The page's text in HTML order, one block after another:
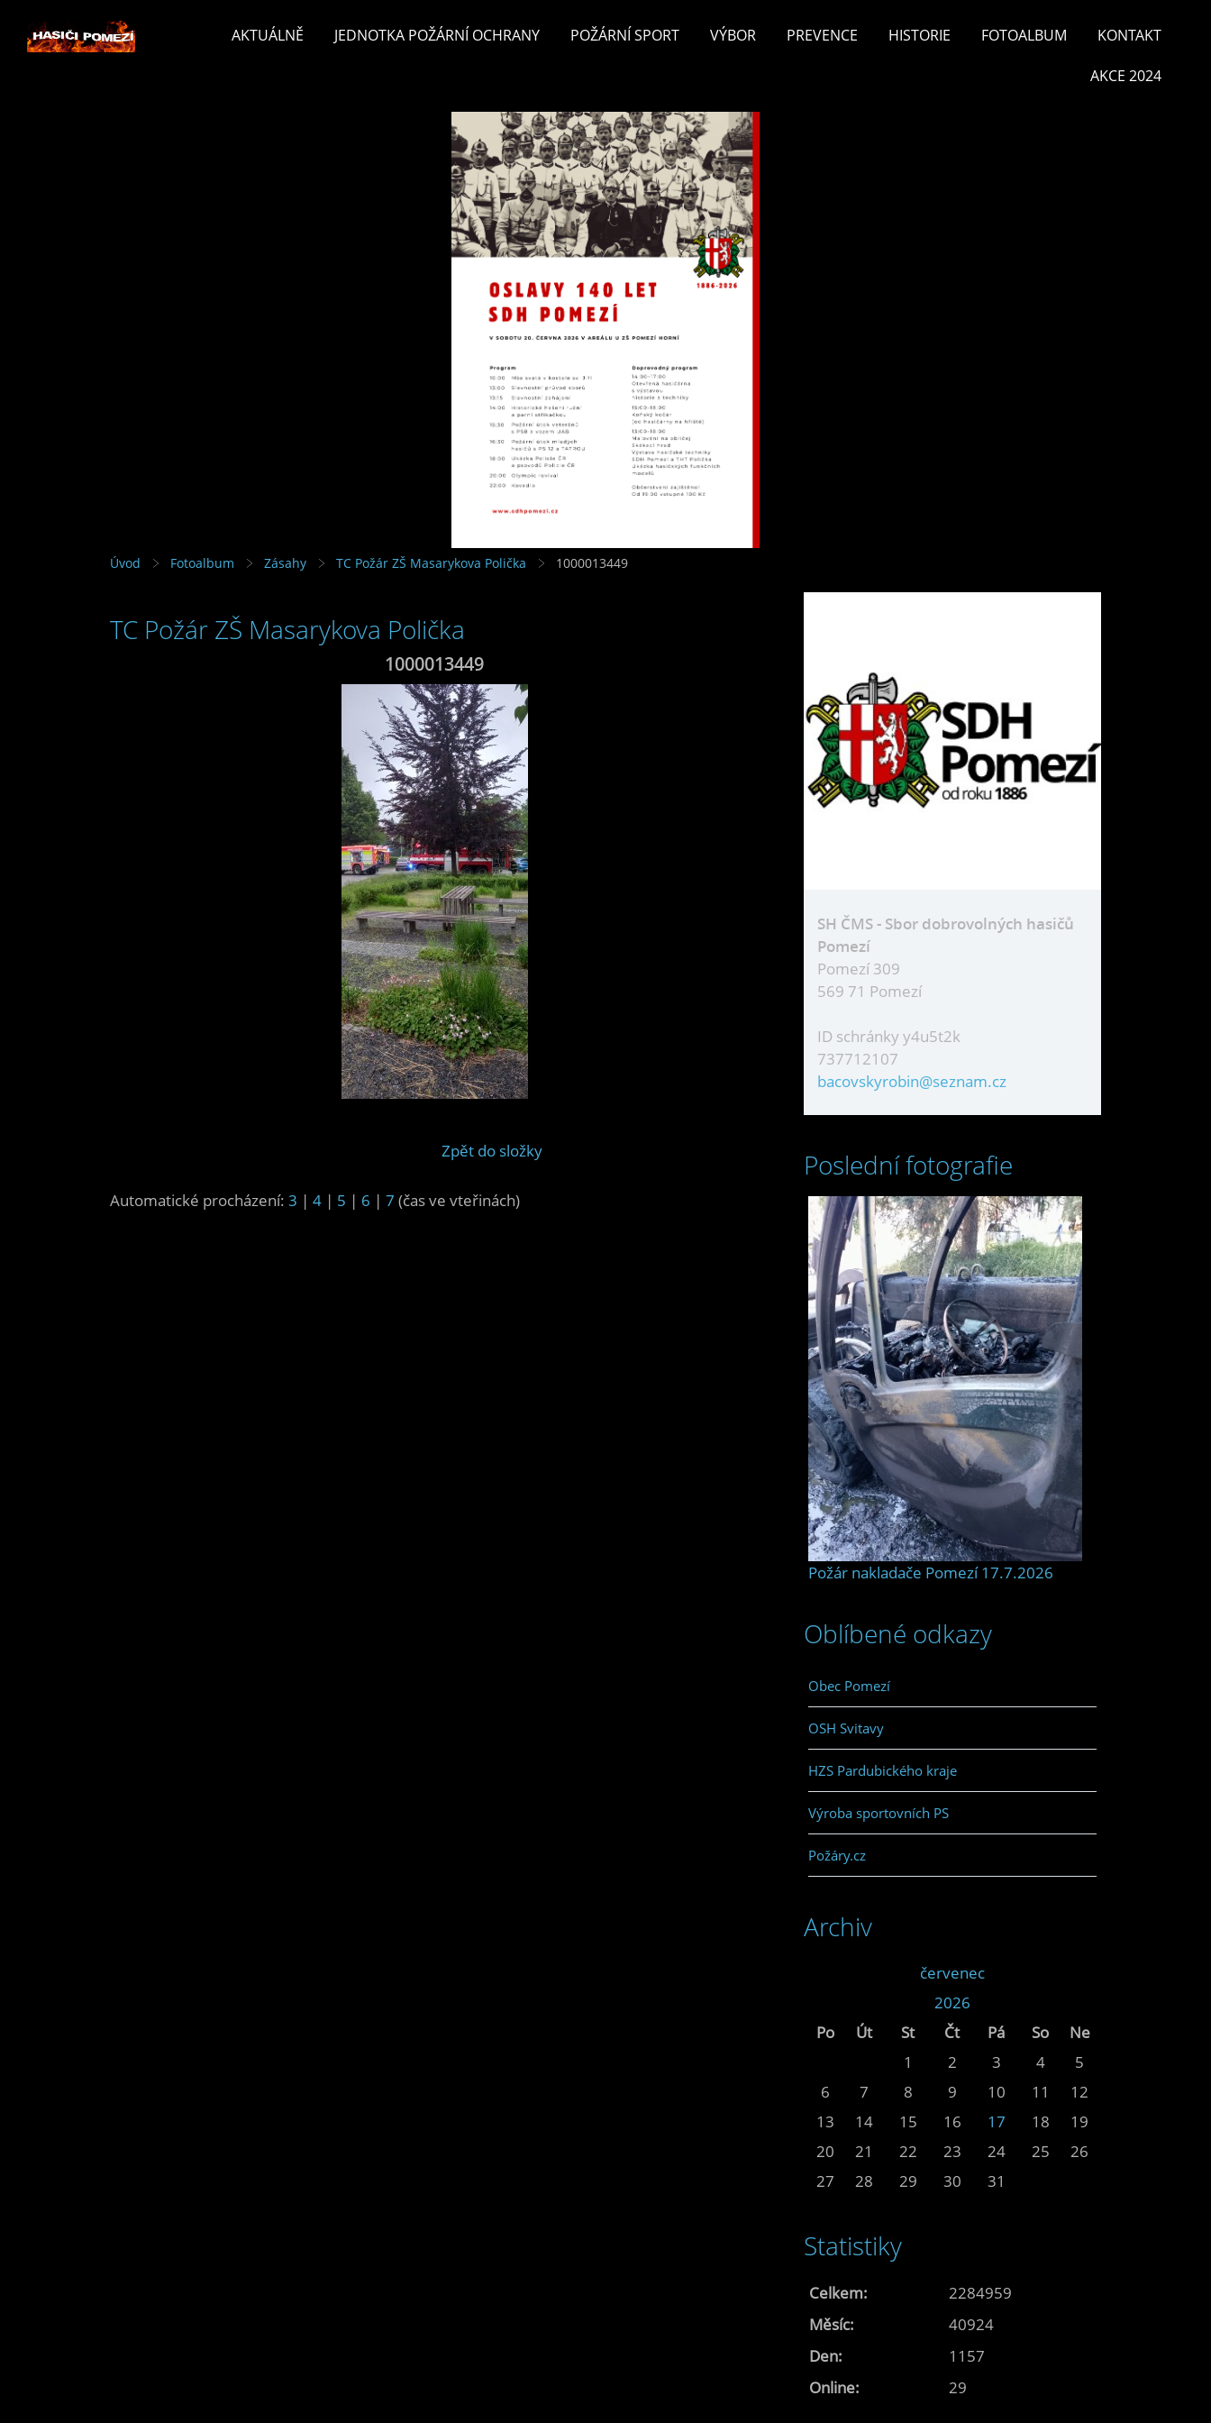
AKTUÁLNĚ JEDNOTKA POŽÁRNÍ OCHRANY POŽÁRNÍ SPORT VÝBOR PREVENCE HISTORIE FOTOALBUM KONTAKT
AKCE 2024
Úvod Fotoalbum Zásahy TC Požár ZŠ Masarykova Polička 1000013449
TC Požár ZŠ Masarykova Polička
1000013449
Zpět do složky
Automatické procházení: 3 | 4 | 5 | 6 | 7 (čas ve vteřinách)
SH ČMS - Sbor dobrovolných hasičů
Pomezí
Pomezí 309
569 71 Pomezí
ID schránky y4u5t2k
737712107
bacovskyrobin@seznam.cz
Poslední fotografie
Požár nakladače Pomezí 17.7.2026
Oblíbené odkazy
Obec Pomezí
OSH Svitavy
HZS Pardubického kraje
Výroba sportovních PS
Požáry.cz
Archiv
červenec
2026
Po
Út St Čt Pá So
Ne
1
2 3 4
5
6
7 8 9 10 11
12
13
14 15 16 17 18
19
20
21 22 23 24 25
26
27
28 29 30 31
Statistiky
Online: 29
Celkem:
2284959
Měsíc:
40924
Den:
1157